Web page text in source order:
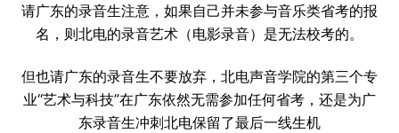
请广东的录音生注意，如果自己并未参与音乐类省考的报
名，则北电的录音艺术（电影录音）是无法校考的。
但也请广东的录音生不要放弃，北电声音学院的第三个专
业“艺术与科技”在广东依然无需参加任何省考，还是为广
东录音生冲刺北电保留了最后一线生机